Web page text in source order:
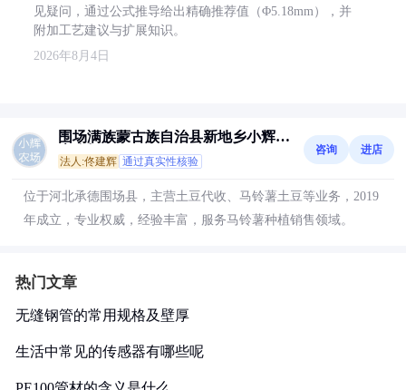
见疑问，通过公式推导给出精确推荐值（Φ5.18mm），并
附加工艺建议与扩展知识。
2026年8月4日
围场满族蒙古族自治县新地乡小辉家
庭农场
法人:佟建辉 通过真实性核验
咨询 进店
位于河北承德围场县，主营土豆代收、马铃薯土豆等业务，2019
年成立，专业权威，经验丰富，服务马铃薯种植销售领域。
热门文章
无缝钢管的常用规格及壁厚
生活中常见的传感器有哪些呢